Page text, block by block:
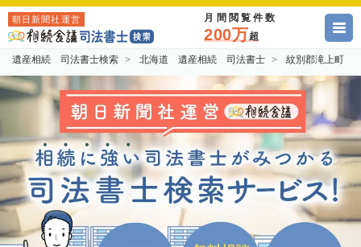
朝日新聞社運営 月間閲覧件数
200万超
遺産相続 司法書士検索 北海道 遺産相続 司法書士 紋別郡滝上町